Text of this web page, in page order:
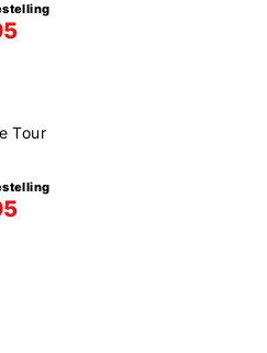
Tour